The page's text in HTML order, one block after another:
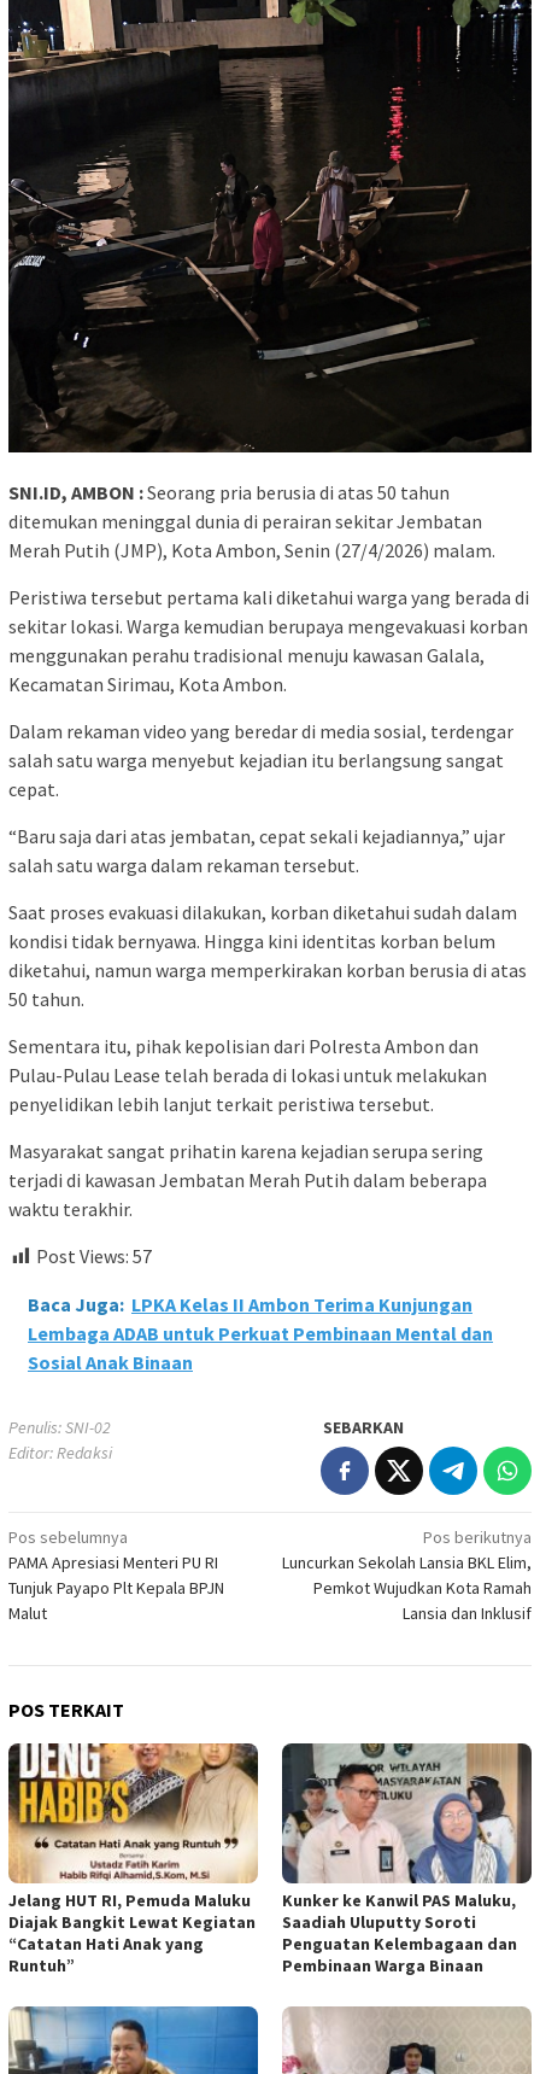
SNI.ID, AMBON :Seorang pria berusia di atas 50 tahun
ditemukan meninggal dunia di perairan sekitar Jembatan
Merah Putih (JMP), Kota Ambon, Senin (27/4/2026) malam.
Peristiwa tersebut pertama kali diketahui warga yang berada di
sekitar lokasi. Warga kemudian berupaya mengevakuasi korban
menggunakan perahu tradisional menuju kawasan Galala,
Kecamatan Sirimau, Kota Ambon.
Dalam rekaman video yang beredar di media sosial, terdengar
salah satu warga menyebut kejadian itu berlangsung sangat
cepat.
“Baru saja dari atas jembatan, cepat sekali kejadiannya,” ujar
salah satu warga dalam rekaman tersebut.
Saat proses evakuasi dilakukan, korban diketahui sudah dalam
kondisi tidak bernyawa. Hingga kini identitas korban belum
diketahui, namun warga memperkirakan korban berusia di atas
50 tahun.
Sementara itu, pihak kepolisian dari Polresta Ambon dan
Pulau-Pulau Lease telah berada di lokasi untuk melakukan
penyelidikan lebih lanjut terkait peristiwa tersebut.
Masyarakat sangat prihatin karena kejadian serupa sering
terjadi di kawasan Jembatan Merah Putih dalam beberapa
waktu terakhir.
Post Views: 57
Baca Juga: LPKA Kelas II Ambon Terima Kunjungan
Lembaga ADAB untuk Perkuat Pembinaan Mental dan
Sosial Anak Binaan
Penulis: SNI-02
Editor: Redaksi
SEBARKAN
Navigasi
pos
Pos sebelumnya
PAMA Apresiasi Menteri PU RI
Tunjuk Payapo Plt Kepala BPJN
Malut
Pos berikutnya
Luncurkan Sekolah Lansia BKL Elim,
Pemkot Wujudkan Kota Ramah
Lansia dan Inklusif
POS TERKAIT
Jelang HUT RI, Pemuda Maluku
Diajak Bangkit Lewat Kegiatan
“Catatan Hati Anak yang
Runtuh”
Kunker ke Kanwil PAS Maluku,
Saadiah Uluputty Soroti
Penguatan Kelembagaan dan
Pembinaan Warga Binaan